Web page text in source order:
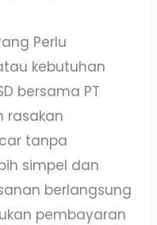
Perlu
kebutuhan
bersama PT
rasakan
tanpa
simpel dan
berlangsung
pembayaran